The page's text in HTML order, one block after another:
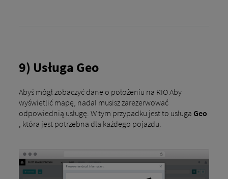
9) Usługa Geo
Abyś mógł zobaczyć dane o położeniu na RIO Aby
wyświetlić mapę, nadal musisz zarezerwować
odpowiednią usługę. W tym przypadku jest to usługa Geo
, która jest potrzebna dla każdego pojazdu.